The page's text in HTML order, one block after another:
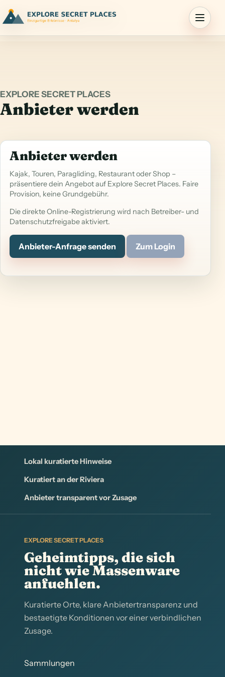
Menue
EXPLORE SECRET PLACES
Anbieter werden
Anbieter werden
Kajak, Touren, Paragliding, Restaurant oder Shop –
präsentiere dein Angebot auf Explore Secret Places. Faire
Provision, keine Grundgebühr.
Die direkte Online-Registrierung wird nach Betreiber- und
Datenschutzfreigabe aktiviert.
Anbieter-Anfrage senden Zum Login
Lokal kuratierte Hinweise
Kuratiert an der Riviera
Anbieter transparent vor Zusage
EXPLORE SECRET PLACES
Geheimtipps, die sich
nicht wie Massenware
anfuehlen.
Kuratierte Orte, klare Anbietertransparenz und
bestaetigte Konditionen vor einer verbindlichen
Zusage.
Sammlungen